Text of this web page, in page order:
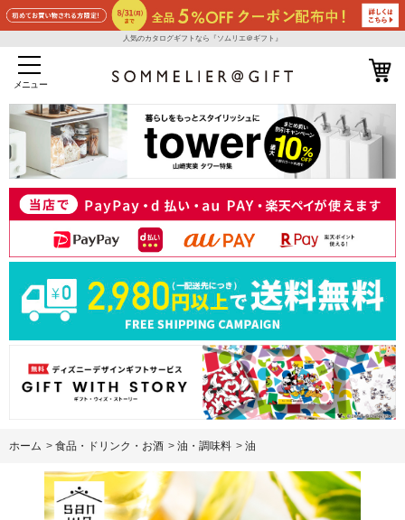
人気のカタログギフトなら『ソムリエ＠ギフト』
メニュー
ホーム > 食品・ドリンク・お酒 > 油・調味料 > 油